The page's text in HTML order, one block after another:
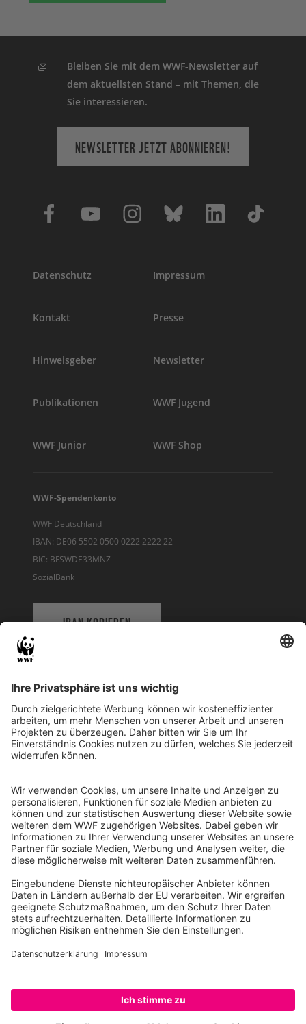
Bleiben Sie mit dem WWF-Newsletter auf
dem aktuellsten Stand – mit Themen, die
Sie interessieren.
NEWSLETTER JETZT ABONNIEREN!
Datenschutz Impressum
Kontakt Presse
Hinweisgeber Newsletter
Publikationen WWF Jugend
WWF Junior WWF Shop
WWF-Spendenkonto
WWF Deutschland
IBAN: DE06 5502 0500 0222 2222 22
BIC: BFSWDE33MNZ
SozialBank
IBAN KOPIEREN
WWF Deutschland
Reinhardtstr. 18
10117 Berlin
Ihre Spende kann steuerlich geltend gemacht werden
Registriert als Stiftung WWF Deutschland, Senatsverwaltung für
Justiz Berlin, Az: 3416/976/2
Umsatzsteuer-Identifikationsnummer: DE 114236103
Freistellungsbescheid: Als gemeinnützige Körperschaft befreit
von der Körperschaftssteuer gem. §5 I 9 KStg. unter der
Steuernummer 27/641/09321